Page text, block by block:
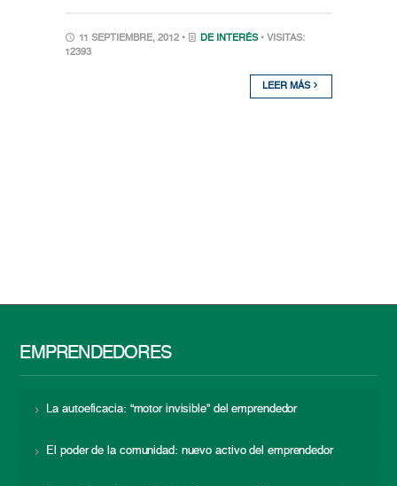
11 SEPTIEMBRE, 2012 • DE INTERÉS • VISITAS:
12393
LEER MÁS
EMPRENDEDORES
La autoeficacia: “motor invisible” del emprendedor
El poder de la comunidad: nuevo activo del emprendedor